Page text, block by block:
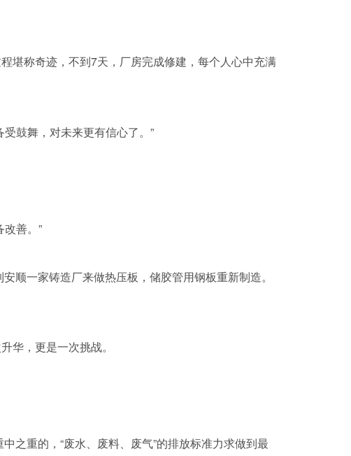
堪称奇迹，不到7天，厂房完成修建，每个人心中充满
鼓舞，对未来更有信心了。”
善。”
顺一家铸造厂来做热压板，储胶管用钢板重新制造。
华，更是一次挑战。
之重的，“废水、废料、废气”的排放标准力求做到最